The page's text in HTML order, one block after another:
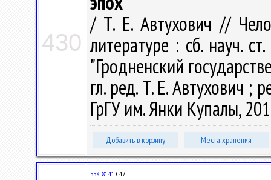
430
/ Т. Е. Автухович //
литературе : сб. науч.
"Гродненский
гл. ред. Т. Е. Автухович ;
ГрГУ им. Янки Купалы,
Добавить в корзину Места хранения
ББК 81.41 С47